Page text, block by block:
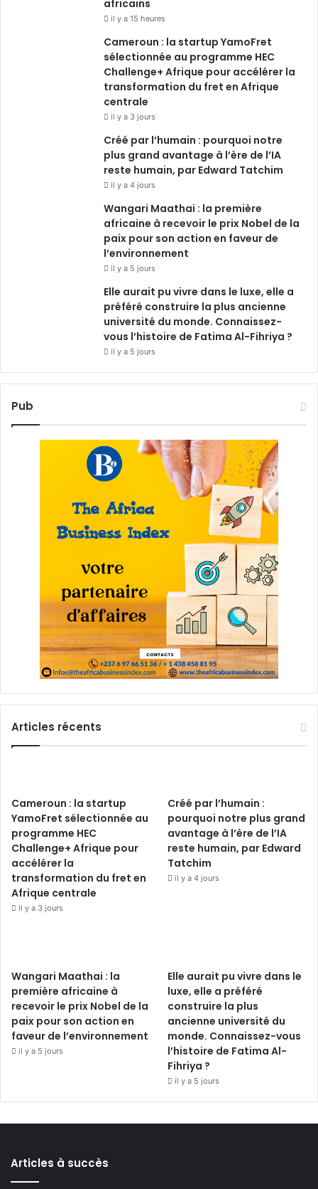
o
k
i
n
a
m
africains
il y a 15 heures
Cameroun : la startup YamoFret
sélectionnée au programme HEC
Challenge+ Afrique pour accélérer la
transformation du fret en Afrique
centrale
il y a 3 jours
Créé par l’humain : pourquoi notre
plus grand avantage à l’ère de l’IA
reste humain, par Edward Tatchim
il y a 4 jours
Wangari Maathai : la première
africaine à recevoir le prix Nobel de la
paix pour son action en faveur de
l’environnement
il y a 5 jours
Elle aurait pu vivre dans le luxe, elle a
préféré construire la plus ancienne
université du monde. Connaissez-
vous l’histoire de Fatima Al-Fihriya ?
il y a 5 jours
Pub
Articles récents
Cameroun : la startup
YamoFret sélectionnée au
programme HEC
Challenge+ Afrique pour
accélérer la
transformation du fret en
Afrique centrale
il y a 3 jours
Créé par l’humain :
pourquoi notre plus grand
avantage à l’ère de l’IA
reste humain, par Edward
Tatchim
il y a 4 jours
Wangari Maathai : la
première africaine à
recevoir le prix Nobel de la
paix pour son action en
faveur de l’environnement
il y a 5 jours
Elle aurait pu vivre dans le
luxe, elle a préféré
construire la plus
ancienne université du
monde. Connaissez-vous
l’histoire de Fatima Al-
Fihriya ?
il y a 5 jours
Articles à succès